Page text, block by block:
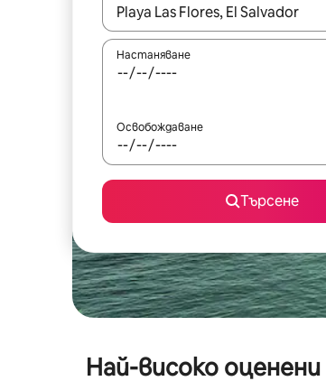
Когато резултатите се
Настаняване
Освобождаване
Търсене
Най-високо